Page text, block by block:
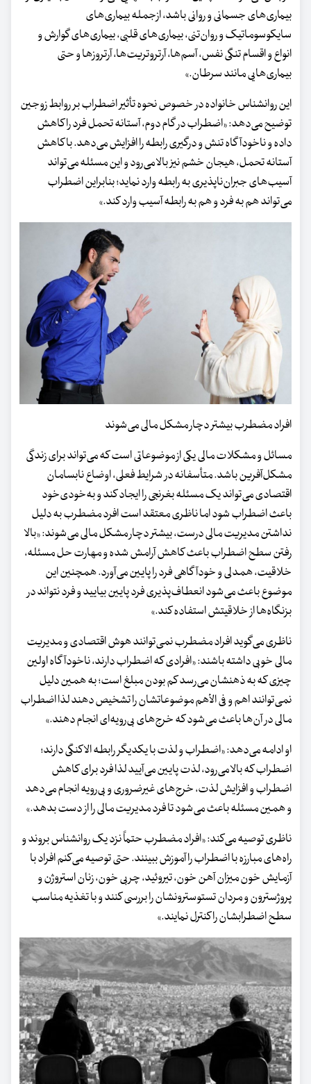
بیماری‌های جسمانی و روانی باشد، ازجمله بیماری‌های
سایکوسوماتیک و روان‌تنی، بیماری‌های قلبی، بیماری‌های گوارش و
انواع و اقسام تنگی نفس، آسم‌ها، آرتروتریت‌ها، آرتروزها و حتی
بیماری‌هایی مانند سرطان.»
این روانشناس خانواده در خصوص نحوه تأثیر اضطراب بر روابط زوجین
توضیح می‌دهد: «اضطراب در گام دوم، آستانه تحمل فرد را کاهش
داده و ناخودآگاه تنش و درگیری رابطه را افزایش می‌دهد. با کاهش
آستانه تحمل، هیجان خشم نیز بالا می‌رود و این مسئله می‌تواند
آسیب‌های جبران‌ناپذیری به رابطه وارد نماید؛ بنابراین اضطراب
می‌تواند هم به فرد و هم به رابطه آسیب وارد کند.»
افراد مضطرب بیشتر دچار مشکل مالی می‌شوند
مسائل و مشکلات مالی یکی از موضوعاتی است که می‌تواند برای زندگی
مشکل‌آفرین باشد. متأسفانه در شرایط فعلی، اوضاع نابسامان
اقتصادی می‌تواند یک مسئله بغرنجی را ایجاد کند و به‌خودی‌خود
باعث اضطراب شود اما ناظری معتقد است افرد مضطرب به دلیل
نداشتن مدیریت مالی درست، بیشتر دچار مشکل مالی می‌شوند: «بالا
رفتن سطح اضطراب باعث کاهش آرامش شده و مهارت حل مسئله،
خلاقیت، همدلی و خودآگاهی فرد را پایین می‌آورد. همچنین این
موضوع باعث می‌شود انعطاف‌پذیری فرد پایین بیایید و فرد نتواند در
بزنگاه‌ها از خلاقیتش استفاده کند.»
ناظری می‌گوید افراد مضطرب نمی‌توانند هوش اقتصادی و مدیریت
مالی خوبی داشته باشند: «افرادی که اضطراب دارند، ناخودآگاه اولین
چیزی که به ذهنشان می‌رسد کم بودن مبلغ است؛ به همین دلیل
نمی‌توانند اهم و فی الأهم موضوعاتشان را تشخیص دهند لذا اضطراب
مالی در آن‌ها باعث می‌شود که خرج‌های بی‌رویه‌ای انجام دهند.»
او ادامه می‌دهد: «اضطراب و لذت با یکدیگر رابطه الاکنگی دارند؛
اضطراب که بالا می‌رود، لذت پایین می‌آیید لذا فرد برای کاهش
اضطراب و افزایش لذت، خرج‌های غیرضروری و بی‌رویه انجام می‌دهد
و همین مسئله باعث می‌شود تا فرد مدیریت مالی را از دست بدهد.»
ناظری توصیه می‌کند: «افراد مضطرب حتماً نزد یک روانشناس بروند و
راه‌های مبارزه با اضطراب را آموزش ببینند. حتی توصیه می‌کنم افراد با
آزمایش خون میزان آهن خون، تیروئید، چربی خون، زنان استروژن و
پروژسترون و مردان تستوسترونشان را بررسی کنند و با تغذیه مناسب
سطح اضطرابشان را کنترل نمایند.»